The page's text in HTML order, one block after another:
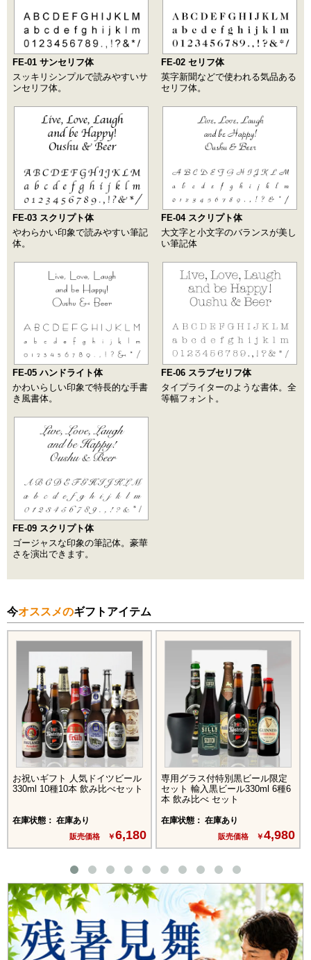
FE-01 サンセリフ体
スッキリシンプルで読みやすいサ
ンセリフ体。
FE-02 セリフ体
英字新聞などで使われる気品ある
セリフ体。
FE-03 スクリプト体
やわらかい印象で読みやすい筆記
体。
FE-04 スクリプト体
大文字と小文字のバランスが美し
い筆記体
FE-05 ハンドライト体
かわいらしい印象で特長的な手書
き風書体。
FE-06 スラブセリフ体
タイプライターのような書体。全
等幅フォント。
FE-09 スクリプト体
ゴージャスな印象の筆記体。豪華
さを演出できます。
今オススメのギフトアイテム
お祝いギフト 人気ドイツビール
330ml 10種10本 飲み比べセット
在庫状態： 在庫あり
販売価格 ￥6,180
専用グラス付特別黒ビール限定
セット 輸入黒ビール330ml 6種6
本 飲み比べ セット
在庫状態： 在庫あり
販売価格 ￥4,980